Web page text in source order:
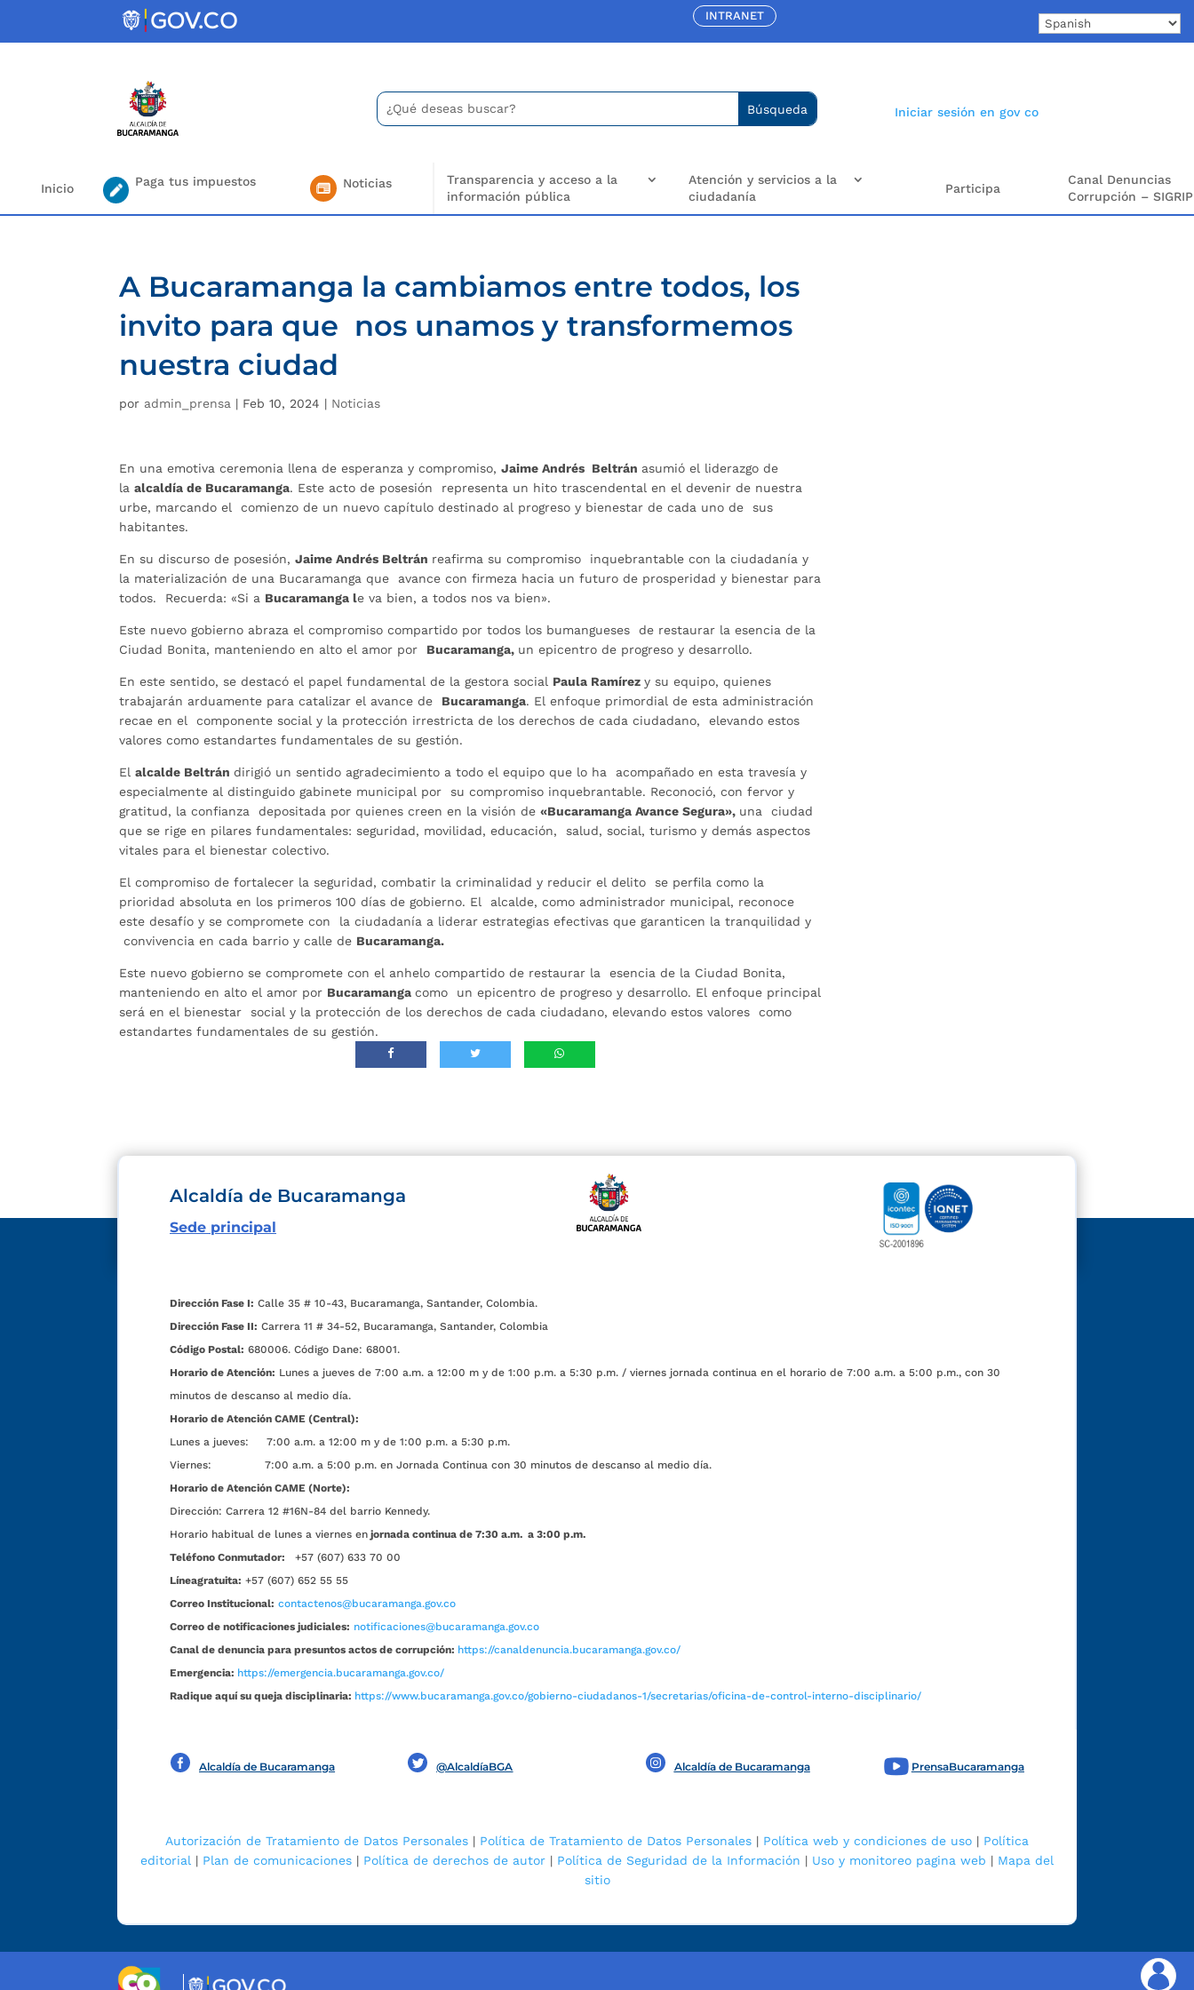
INTRANET
Buscar:
Search
for...
Iniciar sesión en gov co
Inicio Paga tus impuestos Noticias
Transparencia y acceso a la
información pública
Atención y servicios a la
ciudadanía
Participa
Canal Denuncias
Corrupción – SIGRIP
A Bucaramanga la cambiamos entre todos, los
invito para que nos unamos y transformemos
nuestra ciudad
por admin_prensa | Feb 10, 2024 | Noticias
En una emotiva ceremonia llena de esperanza y compromiso,Jaime Andrés Beltrán asumió el liderazgo de
laalcaldía de Bucaramanga. Este acto de posesión representa un hito trascendental en el devenir de nuestra
urbe, marcando el comienzo de un nuevo capítulo destinado al progreso y bienestar de cada uno de sus
habitantes.
En su discurso de posesión,Jaime Andrés Beltrán reafirma su compromiso inquebrantable con la ciudadanía y
la materialización de una Bucaramanga que avance con firmeza hacia un futuro de prosperidad y bienestar para
todos. Recuerda: «Si a Bucaramanga le va bien, a todos nos va bien».
Este nuevo gobierno abraza el compromiso compartido por todos los bumangueses de restaurar la esencia de la
Ciudad Bonita, manteniendo en alto el amor por Bucaramanga, un epicentro de progreso y desarrollo.
En este sentido, se destacó el papel fundamental de la gestora social Paula Ramírezy su equipo, quienes
trabajarán arduamente para catalizar el avance de Bucaramanga. El enfoque primordial de esta administración
recae en el componente social y la protección irrestricta de los derechos de cada ciudadano, elevando estos
valores como estandartes fundamentales de su gestión.
Elalcalde Beltrándirigió un sentido agradecimiento a todo el equipo que lo ha acompañado en esta travesía y
especialmente al distinguido gabinete municipal por su compromiso inquebrantable. Reconoció, con fervor y
gratitud, la confianza depositada por quienes creen en la visión de«Bucaramanga Avance Segura», una ciudad
que se rige en pilares fundamentales: seguridad, movilidad, educación, salud, social, turismo y demás aspectos
vitales para el bienestar colectivo.
El compromiso de fortalecer la seguridad, combatir la criminalidad y reducir el delito se perfila como la
prioridad absoluta en los primeros 100 días de gobierno. El alcalde, como administrador municipal, reconoce
este desafío y se compromete con la ciudadanía a liderar estrategias efectivas que garanticen la tranquilidad y
convivencia en cada barrio y calle de Bucaramanga.
Este nuevo gobierno se compromete con el anhelo compartido de restaurar la esencia de la Ciudad Bonita,
manteniendo en alto el amor por Bucaramangacomo un epicentro de progreso y desarrollo. El enfoque principal
será en el bienestar social y la protección de los derechos de cada ciudadano, elevando estos valores como
estandartes fundamentales de su gestión.
Alcaldía de Bucaramanga
Sede principal
Dirección Fase I: Calle 35 # 10-43, Bucaramanga, Santander, Colombia.
Dirección Fase II: Carrera 11 # 34-52, Bucaramanga, Santander, Colombia
Código Postal: 680006. Código Dane: 68001.
Horario de Atención: Lunes a jueves de 7:00 a.m. a 12:00 m y de 1:00 p.m. a 5:30 p.m. / viernes jornada continua en el horario de 7:00 a.m. a 5:00 p.m., con 30
minutos de descanso al medio día.
Horario de Atención CAME (Central):
Lunes a jueves: 7:00 a.m. a 12:00 m y de 1:00 p.m. a 5:30 p.m.
Viernes: 7:00 a.m. a 5:00 p.m. en Jornada Continua con 30 minutos de descanso al medio día.
Horario de Atención CAME (Norte):
Dirección: Carrera 12 #16N-84 del barrio Kennedy.
Horario habitual de lunes a viernes en jornada continua de 7:30 a.m. a 3:00 p.m.
Teléfono Conmutador:
+57 (607) 633 70 00
Líneagratuita: +57 (607) 652 55 55
Correo Institucional: contactenos@bucaramanga.gov.co
Correo de notificaciones judiciales: notificaciones@bucaramanga.gov.co
Canal de denuncia para presuntos actos de corrupción: https://canaldenuncia.bucaramanga.gov.co/
Emergencia: https://emergencia.bucaramanga.gov.co/
Radique aquí su queja disciplinaria: https://www.bucaramanga.gov.co/gobierno-ciudadanos-1/secretarias/oficina-de-control-interno-disciplinario/
Alcaldía de Bucaramanga @AlcaldíaBGA Alcaldía de Bucaramanga PrensaBucaramanga
Autorización de Tratamiento de Datos Personales | Política de Tratamiento de Datos Personales | Política web y condiciones de uso | Política
editorial | Plan de comunicaciones | Política de derechos de autor | Política de Seguridad de la Información | Uso y monitoreo pagina web | Mapa del
sitio